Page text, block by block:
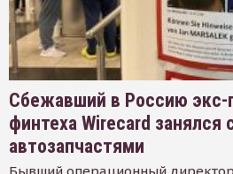
Сбежавший в Россию экс-
финтеха Wirecard занялся
автозапчастями